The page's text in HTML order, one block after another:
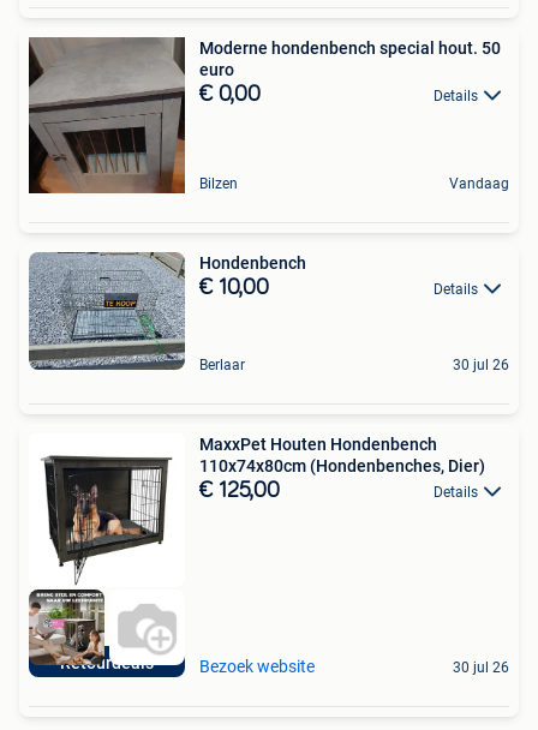
Moderne hondenbench special hout. 50
euro
€ 0,00 Details
Bilzen Vandaag
Hondenbench
€ 10,00 Details
Berlaar 30 jul 26
Retourdeals
MaxxPet Houten Hondenbench
110x74x80cm (Hondenbenches, Dier)
€ 125,00 Details
Bezoek website 30 jul 26